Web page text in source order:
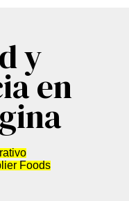
y
en
Foods